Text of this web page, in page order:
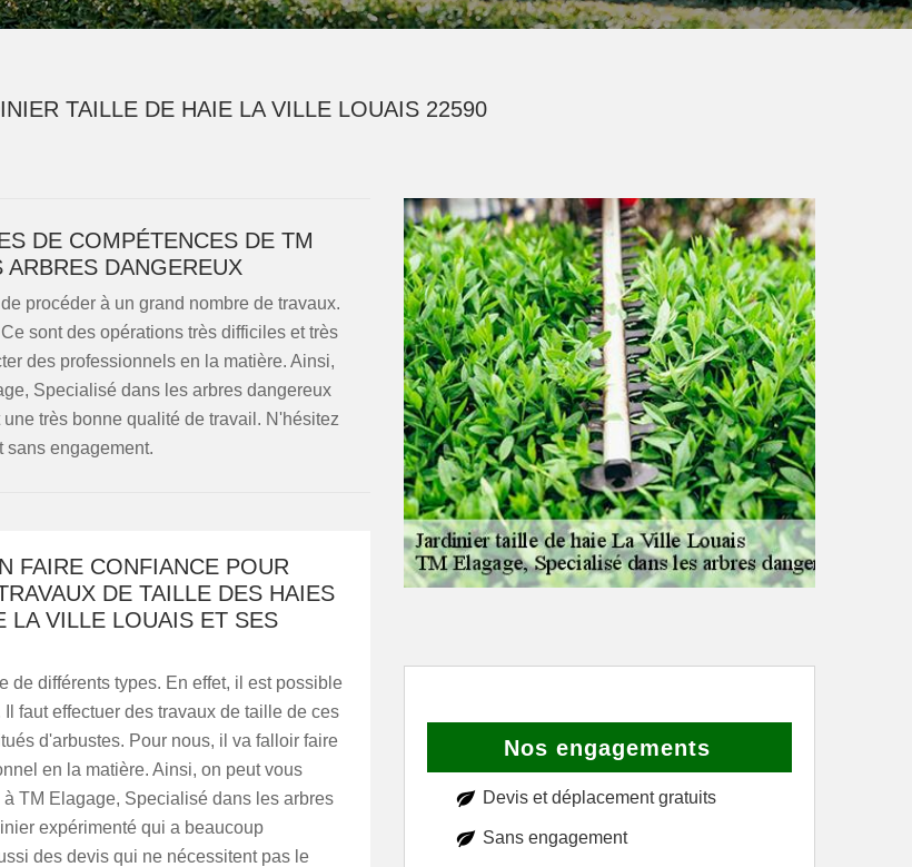
TAILLE DE HAIE LA VILLE LOUAIS 22590
DE COMPÉTENCES DE TM
DANGEREUX
procéder à un grand nombre de travaux.
sont des opérations très difficiles et très
des professionnels en la matière. Ainsi,
Specialisé dans les arbres dangereux
très bonne qualité de travail. N'hésitez
sans engagement.
FAIRE CONFIANCE POUR
DE TAILLE DES HAIES
LA VILLE LOUAIS ET SES
de différents types. En effet, il est possible
faut effectuer des travaux de taille de ces
d'arbustes. Pour nous, il va falloir faire
en la matière. Ainsi, on peut vous
TM Elagage, Specialisé dans les arbres
expérimenté qui a beaucoup
des devis qui ne nécessitent pas le
Nos engagements
Devis et déplacement gratuits
Sans engagement